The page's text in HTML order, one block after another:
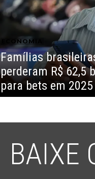
ECONOMIA
Famílias
perderam R$ 62,5
para bets em 2025
BAIXE